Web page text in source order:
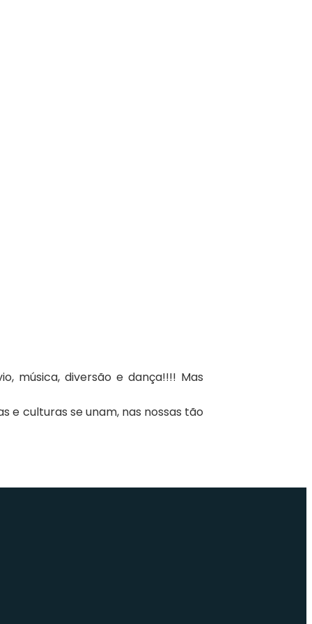
música, diversão e dança!!!! Mas
e culturas se unam, nas nossas tão